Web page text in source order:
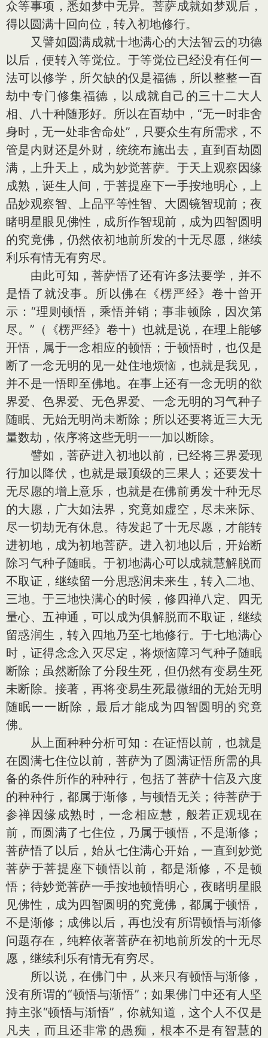
众等事项，悉如梦中无异。菩萨成就如梦观后，
得以圆满十回向位，转入初地修行。
又譬如圆满成就十地满心的大法智云的功德
以后，便转入等觉位。于等觉位已经没有任何一
法可以修学，所欠缺的仅是福德，所以整整一百
劫中专门修集福德，以成就自己的三十二大人
相、八十种随形好。所以在百劫中，“无一时非舍
身时，无一处非舍命处”，只要众生有所需求，不
管是内财还是外财，统统布施出去，直到百劫圆
满，上升天上，成为妙觉菩萨。于天上观察因缘
成熟，诞生人间，于菩提座下一手按地明心，上
品妙观察智、上品平等性智、大圆镜智现前；夜
睹明星眼见佛性，成所作智现前，成为四智圆明
的究竟佛，仍然依初地前所发的十无尽愿，继续
利乐有情无有穷尽。
由此可知，菩萨悟了还有许多法要学，并不
是悟了就没事。所以佛在《楞严经》卷十曾开
示：“理则顿悟，乘悟并销；事非顿除，因次第
尽。”（《楞严经》卷十）也就是说，在理上能够
开悟，属于一念相应的顿悟；于顿悟时，也仅是
断了一念无明的见一处住地烦恼，也就是我见，
并不是一悟即至佛地。在事上还有一念无明的欲
界爱、色界爱、无色界爱、一念无明的习气种子
随眠、无始无明尚未断除；所以还要将近三大无
量数劫，依序将这些无明一一加以断除。
譬如，菩萨进入初地以前，已经将三界爱现
行加以降伏，也就是最顶级的三果人；还要发十
无尽愿的增上意乐，也就是在佛前勇发十种无尽
的大愿，广大如法界，究竟如虚空，尽未来际、
尽一切劫无有休息。待发起了十无尽愿，才能转
进初地，成为初地菩萨。进入初地以后，开始断
除习气种子随眠。于初地满心可以成就慧解脱而
不取证，继续留一分思惑润未来生，转入二地、
三地。于三地快满心的时候，修四禅八定、四无
量心、五神通，可以成为俱解脱而不取证，继续
留惑润生，转入四地乃至七地修行。于七地满心
时，证得念念入灭尽定，将烦恼障习气种子随眠
断除；虽然断除了分段生死，但仍然有变易生死
未断除。接著，再将变易生死最微细的无始无明
随眠一一断除，最后才能成为四智圆明的究竟
佛。
从上面种种分析可知：在证悟以前，也就是
在圆满七住位以前，菩萨为了圆满证悟所需的具
备的条件所作的种种行，包括了菩萨十信及六度
的种种行，都属于渐修，与顿悟无关；待菩萨于
参禅因缘成熟时，一念相应慧，般若正观现在
前，而圆满了七住位，乃属于顿悟，不是渐修；
菩萨悟了以后，始从七住满心开始，一直到妙觉
菩萨于菩提座下顿悟以前，都是渐修，不是顿
悟；待妙觉菩萨一手按地顿悟明心，夜睹明星眼
见佛性，成为四智圆明的究竟佛，都属于顿悟，
不是渐修；成佛以后，再也没有所谓顿悟与渐修
问题存在，纯粹依著菩萨在初地前所发的十无尽
愿，继续利乐有情无有穷尽。
所以说，在佛门中，从来只有顿悟与渐修，
没有所谓的“顿悟与渐悟”；如果佛门中还有人坚
持主张“顿悟与渐悟”，你就知道，这个人不仅是
凡夫，而且还非常的愚痴，根本不是有智慧的